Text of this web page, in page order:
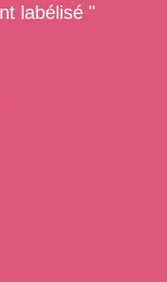
labélisé "